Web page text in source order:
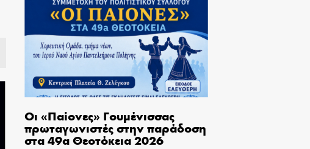
Οι «Παίονες» Γουμένισσας
πρωταγωνιστές στην παράδοση
στα 49α Θεοτόκεια 2026